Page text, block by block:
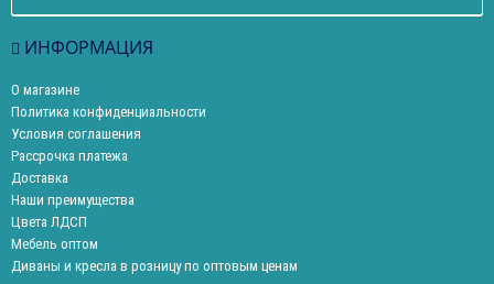
ИНФОРМАЦИЯ
О магазине
Политика конфиденциальности
Условия соглашения
Рассрочка платежа
Доставка
Наши преимущества
Цвета ЛДСП
Мебель оптом
Диваны и кресла в розницу по оптовым ценам